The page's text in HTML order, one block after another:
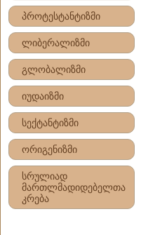
პროტესტანტიზმი
ლიბერალიზმი
გლობალიზმი
იუდაიზმი
სექტანტიზმი
ორიგენიზმი
სრულიად
მართლმადიდებელთა
კრება